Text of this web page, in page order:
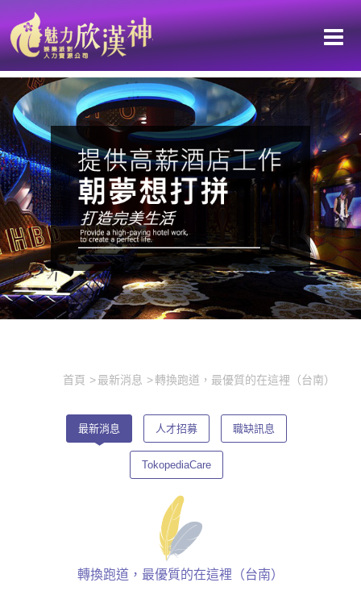
首頁 最新消息 轉換跑道，最優質的在這裡（台南）
最新消息 人才招募 職缺訊息
TokopediaCare
轉換跑道，最優質的在這裡（台南）